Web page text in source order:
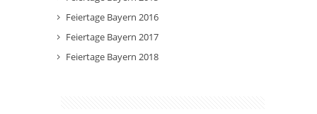
Feiertage Bayern 2016
Feiertage Bayern 2017
Feiertage Bayern 2018